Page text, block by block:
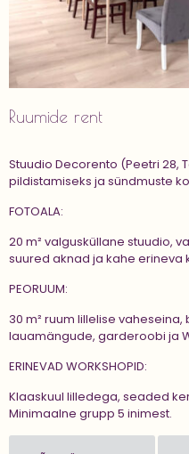
Ruumide rent
Stuudio Decorento (Peetri 28,
pildistamiseks ja sündmuste
FOTOALA:
20 m² valgusküllane stuudio,
suured aknad ja kahe erineva
PEORUUM:
30 m² ruum lillelise
lauamängude, garderoobi ja
ERINEVAD WORKSHOPID:
Klaaskuul lilledega, seaded
Minimaalne grupp 5 inimest.